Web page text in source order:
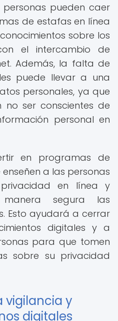
personas pueden caer
de estafas en línea
sobre los
el intercambio de
Además, la falta de
puede llevar a una
personales, ya que
no ser conscientes de
personal en
en programas de
a las personas
en línea y
segura las
Esto ayudará a cerrar
digitales y a
para que tomen
sobre su privacidad
vigilancia y
digitales